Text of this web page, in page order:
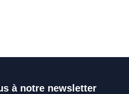
à notre newsletter